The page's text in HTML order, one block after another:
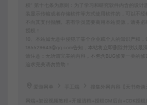
权” 第十七条为原则：为了学习和研究软件内含的设计
装显示传输或者存储软件等方式使用软件的，可以不经
不向其支付报酬。若有学员需要商用本站资源，请务必
10、本站如无意中侵犯了某个企业或个人的知识产权，
185529643@qq.com告知，本站将立即删除并致以最深
请注意：无所谓完美的内容，不包含BUG修复一类的修
追求完美请勿赞助！
爱游网单 搜集外网内容【天书奇谈
网端+架设视频教程+开服清档+授权GM后台+CDK授权